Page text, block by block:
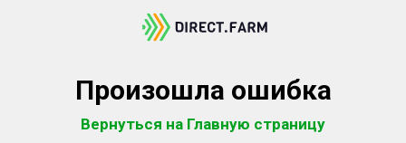
Произошла ошибка
Вернуться на Главную страницу